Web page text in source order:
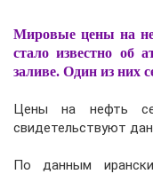
Мировые цены на
стало известно об
заливе. Один из них
Цены на нефть
свидетельствуют
По данным